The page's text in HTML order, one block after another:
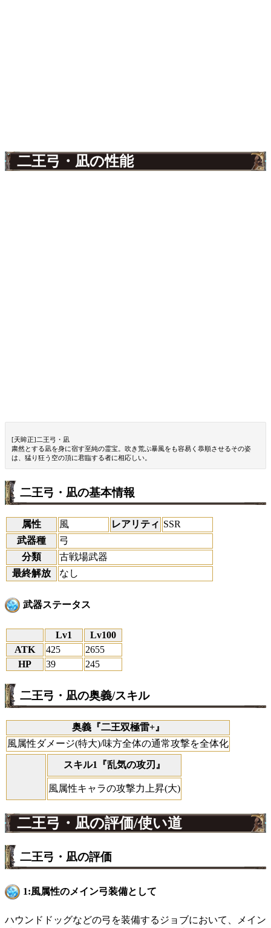
二王弓・凪の性能
[天眸正]二王弓・凪
粛然とする凪を身に宿す至純の霊宝。吹き荒ぶ暴風をも容易く恭順させるその姿
は、猛り狂う空の頂に君臨する者に相応しい。
二王弓・凪の基本情報
属性 風 レアリティ SSR
武器種
弓
分類
古戦場武器
最終解放
なし
武器ステータス
Lv1
Lv100
ATK
425
2655
HP
39 245
二王弓・凪の奥義/スキル
奥義『二王双極雷+』
風属性ダメージ(特大)/味方全体の通常攻撃を全体化
スキル1『乱気の攻刃』
風属性キャラの攻撃力上昇(大)
二王弓・凪の評価/使い道
二王弓・凪の評価
1:風属性のメイン弓装備として
ハウンドドッグなどの弓を装備するジョブにおいて、メイン